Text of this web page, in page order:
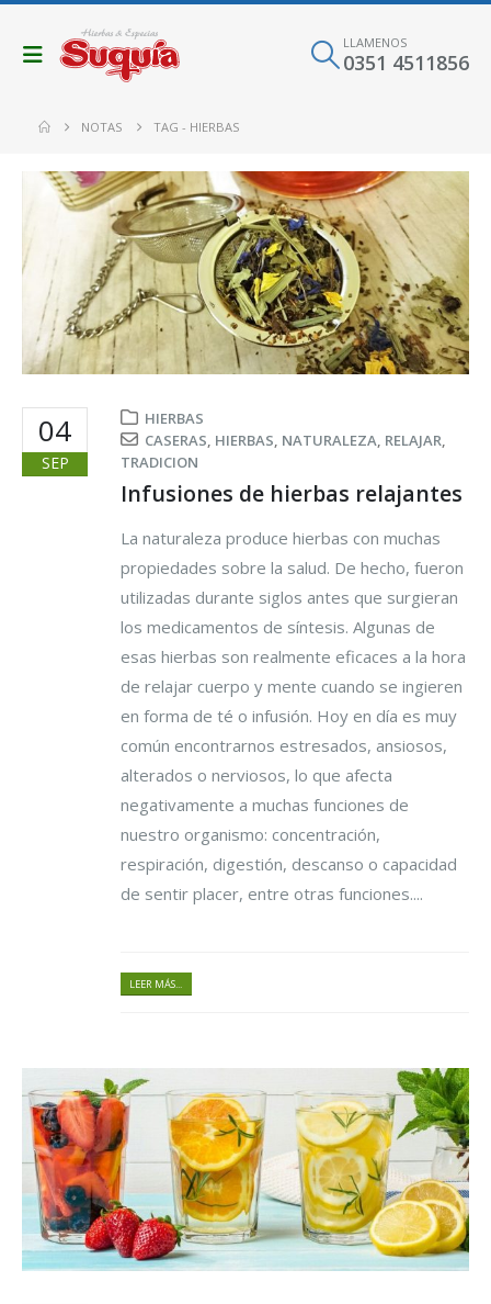
LLAMENOS
0351 4511856
NOTAS TAG - HIERBAS
04
SEP
HIERBAS
CASERAS, HIERBAS, NATURALEZA, RELAJAR,
TRADICION
Infusiones de hierbas relajantes
La naturaleza produce hierbas con muchas
propiedades sobre la salud. De hecho, fueron
utilizadas durante siglos antes que surgieran
los medicamentos de síntesis. Algunas de
esas hierbas son realmente eficaces a la hora
de relajar cuerpo y mente cuando se ingieren
en forma de té o infusión. Hoy en día es muy
común encontrarnos estresados, ansiosos,
alterados o nerviosos, lo que afecta
negativamente a muchas funciones de
nuestro organismo: concentración,
respiración, digestión, descanso o capacidad
de sentir placer, entre otras funciones....
LEER MÁS...